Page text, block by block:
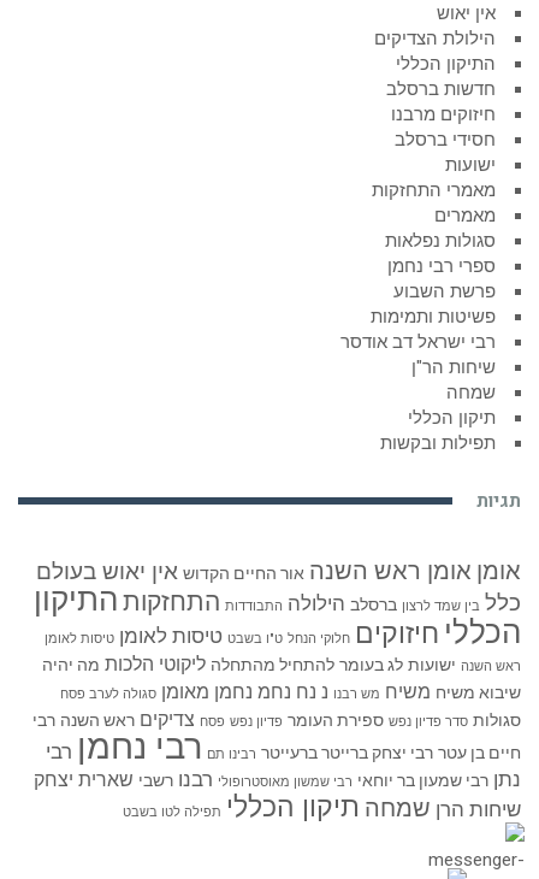
אין יאוש
הילולת הצדיקים
התיקון הכללי
חדשות ברסלב
חיזוקים מרבנו
חסידי ברסלב
ישועות
מאמרי התחזקות
מאמרים
סגולות נפלאות
ספרי רבי נחמן
פרשת השבוע
פשיטות ותמימות
רבי ישראל דב אודסר
שיחות הר"ן
שמחה
תיקון הכללי
תפילות ובקשות
תגיות
אומן אומן ראש השנה אור החיים הקדוש אין יאוש בעולם
כלל בין שמד לרצון ברסלב הילולה התבודדות התחזקות התיקון
הכללי חיזוקים חלוקי הנחל ט"ו בשבט טיסות לאומן טיסות לאומן
ראש השנה ישועות לג בעומר להתחיל מהתחלה ליקוטי הלכות מה יהיה
שיבוא משיח משיח מש רבנו נ נח נחמ נחמן מאומן סגולה לערב פסח
סגולות סדר פדיון נפש ספירת העומר פדיון נפש פסח צדיקים ראש השנה רבי
חיים בן עטר רבי יצחק ברייטר ברעייטר רבינו תם רבי נחמן רבי
נתן רבי שמעון בר יוחאי רבי שמשון מאוסטרופולי רבנו רשבי שארית יצחק
שיחות הרן שמחה תיקון הכללי תפילה לטו בשבט